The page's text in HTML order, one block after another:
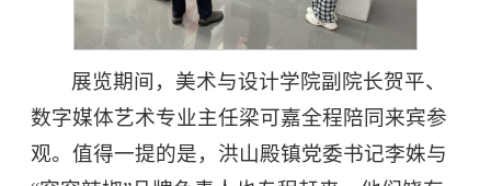
展览期间，美术与设计学院副院长贺平、
数字媒体艺术专业主任梁可嘉全程陪同来宾参
观。值得一提的是，洪山殿镇党委书记李姝与